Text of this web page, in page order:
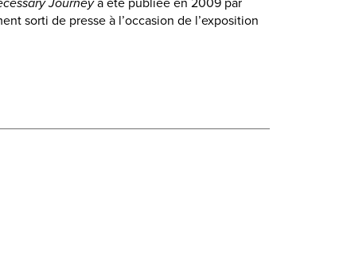
Journeya été publiée en 2009 par
sorti de presse à l’occasion de l’exposition